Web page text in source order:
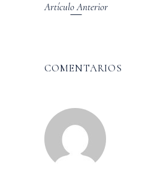
Artículo Anterior
COMENTARIOS